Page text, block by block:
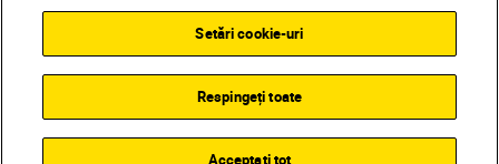
Termeni de utilizare
Notificare privind modulele cookie
Setări cookie-uri
Respingeți toate
Acceptați tot